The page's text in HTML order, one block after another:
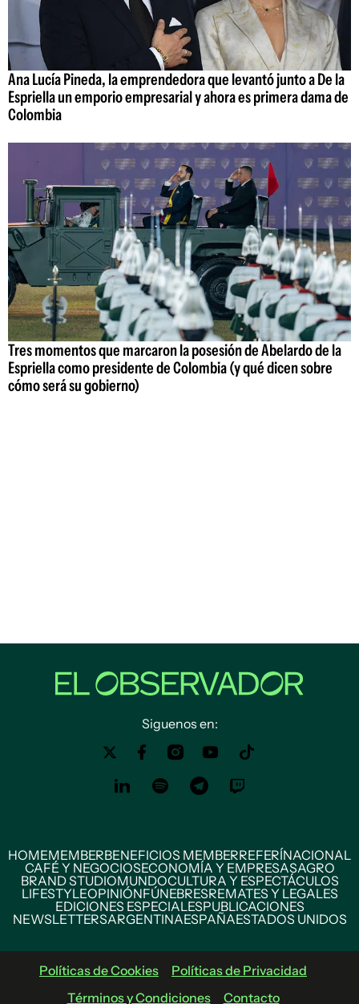
Ana Lucía Pineda, la emprendedora que levantó junto a De la
Espriella un emporio empresarial y ahora es primera dama de
Colombia
Tres momentos que marcaron la posesión de Abelardo de la
Espriella como presidente de Colombia (y qué dicen sobre
cómo será su gobierno)
Siguenos en:
HOMEMEMBERBENEFICIOS MEMBERREFERÍNACIONAL
CAFÉ Y NEGOCIOSECONOMÍA Y EMPRESASAGRO
BRAND STUDIOMUNDOCULTURA Y ESPECTÁCULOS
LIFESTYLEOPINIÓNFÚNEBRESREMATES Y LEGALES
EDICIONES ESPECIALESPUBLICACIONES
NEWSLETTERSARGENTINAESPAÑAESTADOS UNIDOS
Políticas de Cookies
Políticas de Privacidad
Términos y Condiciones
Contacto